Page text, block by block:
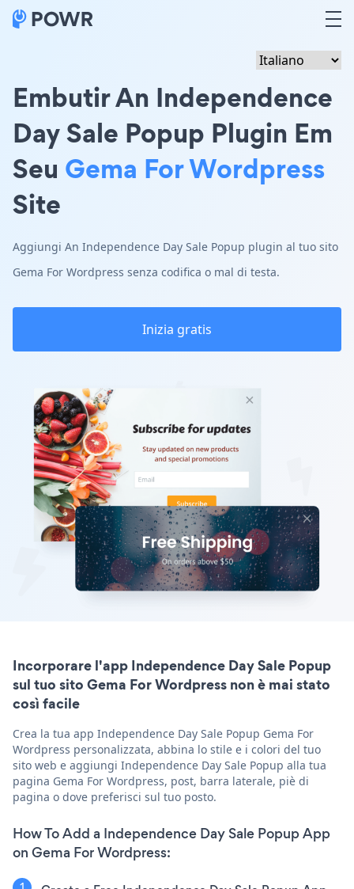
Embutir An Independence
Day Sale Popup Plugin Em
Seu Gema For Wordpress
Site
Aggiungi An Independence Day Sale Popup plugin al tuo sito
Gema For Wordpress senza codifica o mal di testa.
Inizia gratis
Incorporare l'app Independence Day Sale Popup
sul tuo sito Gema For Wordpress non è mai stato
così facile
Crea la tua app Independence Day Sale Popup Gema For
Wordpress personalizzata, abbina lo stile e i colori del tuo
sito web e aggiungi Independence Day Sale Popup alla tua
pagina Gema For Wordpress, post, barra laterale, piè di
pagina o dove preferisci sul tuo posto.
How To Add a Independence Day Sale Popup App
on Gema For Wordpress: